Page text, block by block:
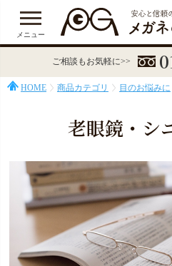
メニュー
ご相談もお気軽に>>
HOME 商品カテゴリ 目のお悩みに
老眼鏡・シ